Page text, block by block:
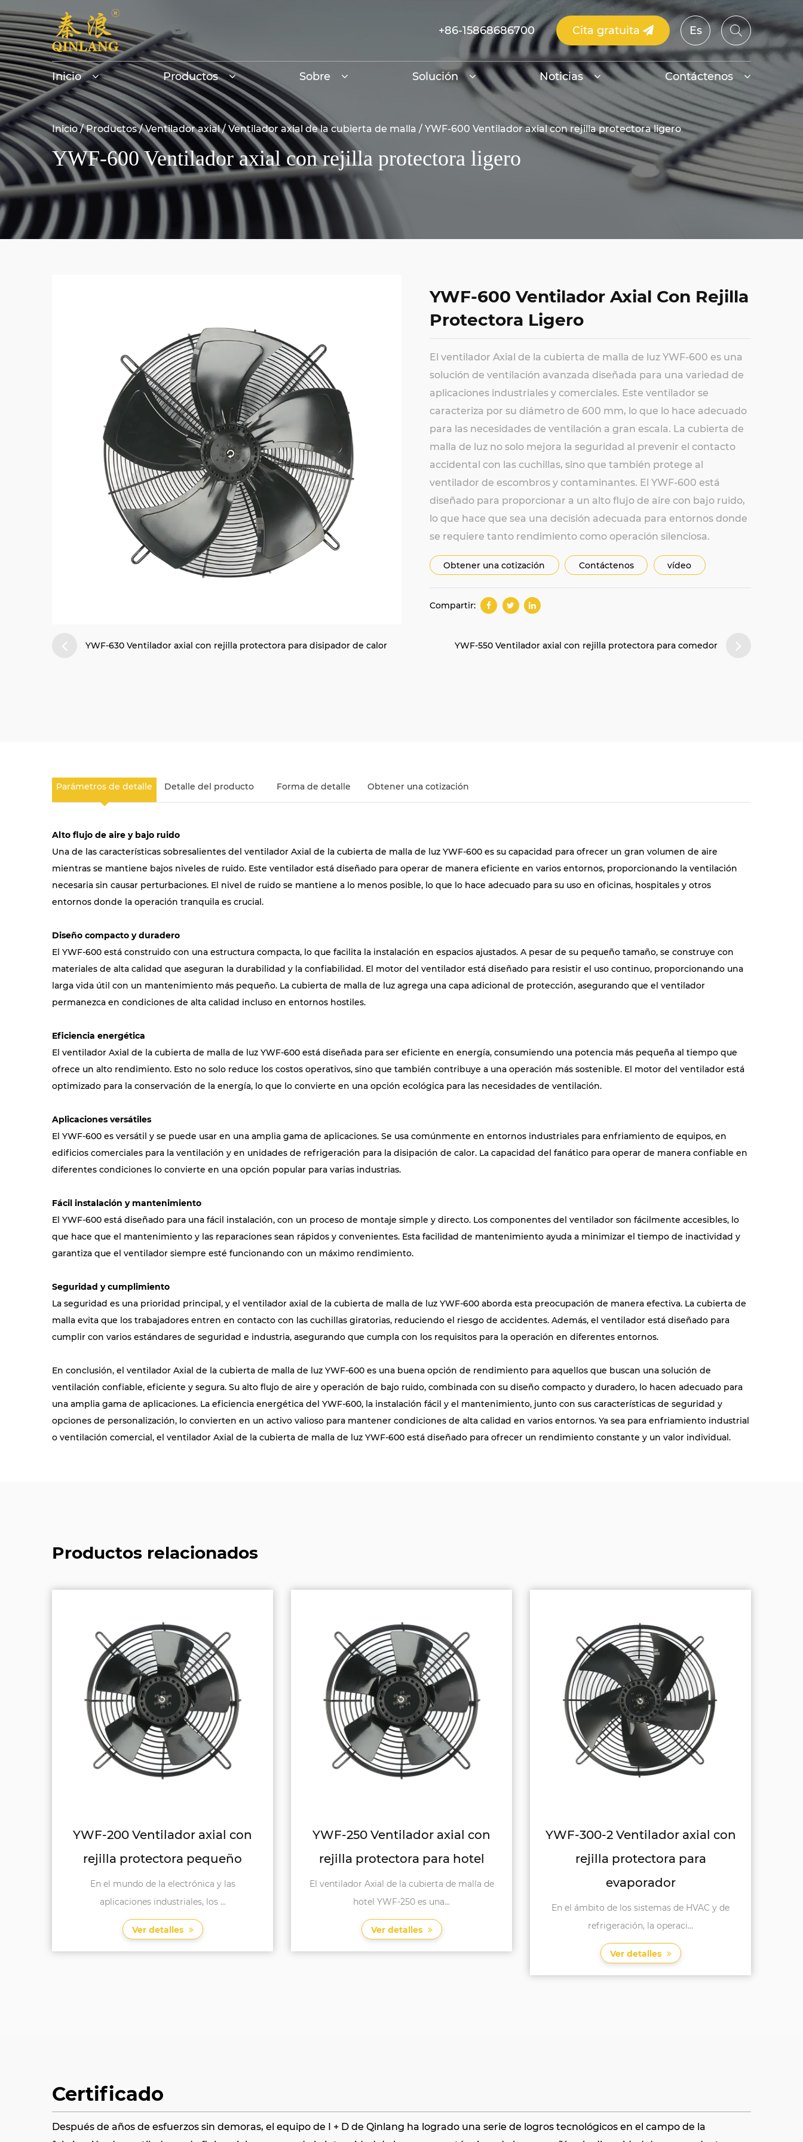
+86-15868686700 Cita gratuita Es
Inicio Productos Sobre Solución Noticias Contáctenos
Inicio/Productos/Ventilador axial/ Ventilador axial de la cubierta de malla / YWF-600 Ventilador axial con rejilla protectora ligero
YWF-600 Ventilador axial con rejilla protectora ligero
YWF-600 Ventilador Axial Con Rejilla
Protectora Ligero
El ventilador Axial de la cubierta de malla de luz YWF-600 es una
solución de ventilación avanzada diseñada para una variedad de
aplicaciones industriales y comerciales. Este ventilador se
caracteriza por su diámetro de 600 mm, lo que lo hace adecuado
para las necesidades de ventilación a gran escala. La cubierta de
malla de luz no solo mejora la seguridad al prevenir el contacto
accidental con las cuchillas, sino que también protege al
ventilador de escombros y contaminantes. El YWF-600 está
diseñado para proporcionar a un alto flujo de aire con bajo ruido,
lo que hace que sea una decisión adecuada para entornos donde
se requiere tanto rendimiento como operación silenciosa.
Obtener una cotización Contáctenos vídeo
Compartir:
YWF-630 Ventilador axial con rejilla protectora para disipador de calor YWF-550 Ventilador axial con rejilla protectora para comedor
Parámetros de detalle Detalle del producto Forma de detalle Obtener una cotización
Alto flujo de aire y bajo ruido
Una de las características sobresalientes del ventilador Axial de la cubierta de malla de luz YWF-600 es su capacidad para ofrecer un gran volumen de aire
mientras se mantiene bajos niveles de ruido. Este ventilador está diseñado para operar de manera eficiente en varios entornos, proporcionando la ventilación
necesaria sin causar perturbaciones. El nivel de ruido se mantiene a lo menos posible, lo que lo hace adecuado para su uso en oficinas, hospitales y otros
entornos donde la operación tranquila es crucial.
Diseño compacto y duradero
El YWF-600 está construido con una estructura compacta, lo que facilita la instalación en espacios ajustados. A pesar de su pequeño tamaño, se construye con
materiales de alta calidad que aseguran la durabilidad y la confiabilidad. El motor del ventilador está diseñado para resistir el uso continuo, proporcionando una
larga vida útil con un mantenimiento más pequeño. La cubierta de malla de luz agrega una capa adicional de protección, asegurando que el ventilador
permanezca en condiciones de alta calidad incluso en entornos hostiles.
Eficiencia energética
El ventilador Axial de la cubierta de malla de luz YWF-600 está diseñada para ser eficiente en energía, consumiendo una potencia más pequeña al tiempo que
ofrece un alto rendimiento. Esto no solo reduce los costos operativos, sino que también contribuye a una operación más sostenible. El motor del ventilador está
optimizado para la conservación de la energía, lo que lo convierte en una opción ecológica para las necesidades de ventilación.
Aplicaciones versátiles
El YWF-600 es versátil y se puede usar en una amplia gama de aplicaciones. Se usa comúnmente en entornos industriales para enfriamiento de equipos, en
edificios comerciales para la ventilación y en unidades de refrigeración para la disipación de calor. La capacidad del fanático para operar de manera confiable en
diferentes condiciones lo convierte en una opción popular para varias industrias.
Fácil instalación y mantenimiento
El YWF-600 está diseñado para una fácil instalación, con un proceso de montaje simple y directo. Los componentes del ventilador son fácilmente accesibles, lo
que hace que el mantenimiento y las reparaciones sean rápidos y convenientes. Esta facilidad de mantenimiento ayuda a minimizar el tiempo de inactividad y
garantiza que el ventilador siempre esté funcionando con un máximo rendimiento.
Seguridad y cumplimiento
La seguridad es una prioridad principal, y el ventilador axial de la cubierta de malla de luz YWF-600 aborda esta preocupación de manera efectiva. La cubierta de
malla evita que los trabajadores entren en contacto con las cuchillas giratorias, reduciendo el riesgo de accidentes. Además, el ventilador está diseñado para
cumplir con varios estándares de seguridad e industria, asegurando que cumpla con los requisitos para la operación en diferentes entornos.
En conclusión, el ventilador Axial de la cubierta de malla de luz YWF-600 es una buena opción de rendimiento para aquellos que buscan una solución de
ventilación confiable, eficiente y segura. Su alto flujo de aire y operación de bajo ruido, combinada con su diseño compacto y duradero, lo hacen adecuado para
una amplia gama de aplicaciones. La eficiencia energética del YWF-600, la instalación fácil y el mantenimiento, junto con sus características de seguridad y
opciones de personalización, lo convierten en un activo valioso para mantener condiciones de alta calidad en varios entornos. Ya sea para enfriamiento industrial
o ventilación comercial, el ventilador Axial de la cubierta de malla de luz YWF-600 está diseñado para ofrecer un rendimiento constante y un valor individual.
Productos relacionados
YWF-250 Ventilador axial con
rejilla protectora para hotel
El ventilador Axial de la cubierta de malla de
hotel YWF-250 es una...
Ver detalles
YWF-300-2 Ventilador axial con
rejilla protectora para
evaporador
En el ámbito de los sistemas de HVAC y de
refrigeración, la operaci...
Ver detalles
YWF-300-4 Ventilador axial con
rejilla protectora para humos
El ventilador Axial de la cubierta de malla
YWF-300-4 de la malla e...
Ver detalles
Certificado
Después de años de esfuerzos sin demoras, el equipo de I + D de Qinlang ha logrado una serie de logros tecnológicos en el campo de la